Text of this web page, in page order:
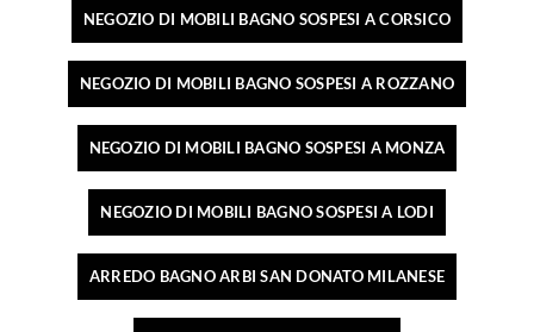
NEGOZIO DI MOBILI BAGNO SOSPESI A CORSICO
NEGOZIO DI MOBILI BAGNO SOSPESI A ROZZANO
NEGOZIO DI MOBILI BAGNO SOSPESI A MONZA
NEGOZIO DI MOBILI BAGNO SOSPESI A LODI
ARREDO BAGNO ARBI SAN DONATO MILANESE